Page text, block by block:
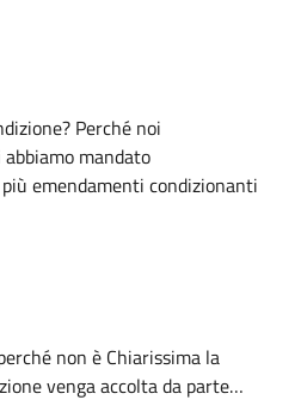
Perché noi
mandato
emendamenti condizionanti
non è Chiarissima la
venga accolta da parte…